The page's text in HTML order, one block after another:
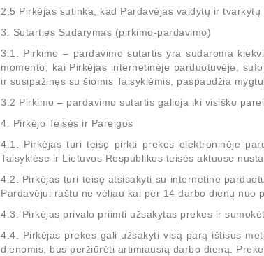
2.5 Pirkėjas sutinka, kad Pardavėjas valdytų ir
3. Sutarties Sudarymas (pirkimo-pardavimo)
3.1. Pirkimo – pardavimo sutartis yra sudaroma
momento, kai Pirkėjas internetinėje parduotuvėje,
ir susipažinęs su šiomis Taisyklėmis, paspaudžia
3.2 Pirkimo – pardavimo sutartis galioja iki visiško
4. Pirkėjo Teisės ir Pareigos
4.1. Pirkėjas turi teisę pirkti prekes elektroninėje
Taisyklėse ir Lietuvos Respublikos teisės aktuose
4.2. Pirkėjas turi teisę atsisakyti su internetine
Pardavėjui raštu ne vėliau kai per 14 darbo dienų nuo
4.3. Pirkėjas privalo priimti užsakytas prekes ir
4.4. Pirkėjas prekes gali užsakyti visą parą ištisus
dienomis, bus peržiūrėti artimiausią darbo dieną.